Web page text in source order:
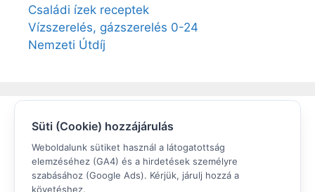
Süti (Cookie) hozzájárulás
Weboldalunk sütiket használ a látogatottság
elemzéséhez (GA4) és a hirdetések személyre
szabásához (Google Ads). Kérjük, járulj hozzá a
követéshez.
Családi ízek receptek
Vízszerelés, gázszerelés 0-24
Nemzeti Útdíj
Elégedett volt?
Értékeljen a Google cégem oldalunkon!